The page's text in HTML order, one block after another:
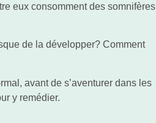
eux consomment des somnifères
de la développer? Comment
avant de s’aventurer dans les
y remédier.